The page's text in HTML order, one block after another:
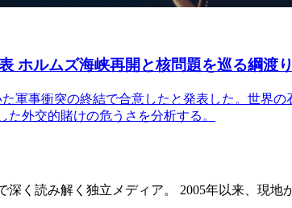
ホルムズ海峡再開と核問題を巡る綱渡り
軍事衝突の終結で合意したと発表した。世界
外交的賭けの危うさを分析する。
く読み解く独立メディア。 2005年以来、現地